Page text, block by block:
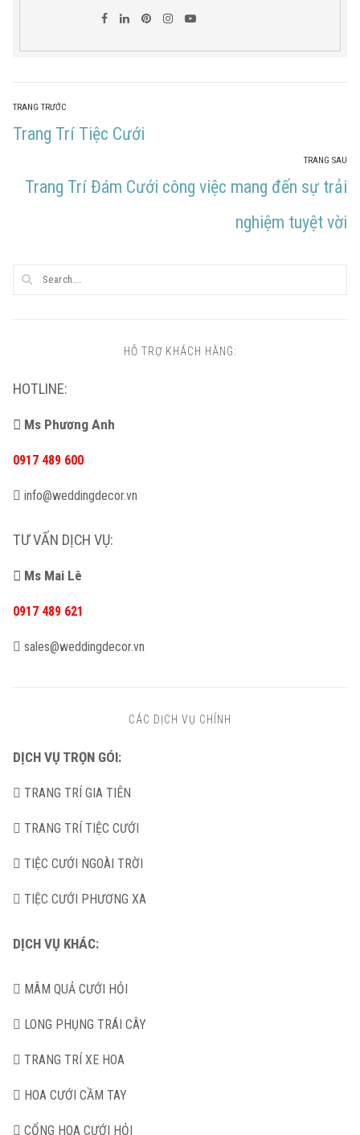
Điều
hướng
viết
TRANG TRƯỚC
Trang
Trang Trí Tiệc Cưới
TRANG SAU
Trang
Trang Trí Đám Cưới công việc mang đến sự trải
nghiệm tuyệt vời
HỖ TRỢ KHÁCH HÀNG:
HOTLINE:
Ms Phương Anh
0917 489 600
info@weddingdecor.vn
TƯ VẤN DỊCH VỤ:
Ms Mai Lê
0917 489 621
sales@weddingdecor.vn
CÁC DỊCH VỤ CHÍNH
DỊCH VỤ TRỌN GÓI:
TRANG TRÍ GIA TIÊN
TRANG TRÍ TIỆC CƯỚI
TIỆC CƯỚI NGOÀI TRỜI
TIỆC CƯỚI PHƯƠNG XA
DỊCH VỤ KHÁC:
MÂM QUẢ CƯỚI HỎI
LONG PHỤNG TRÁI CÂY
TRANG TRÍ XE HOA
HOA CƯỚI CẦM TAY
CỔNG HOA CƯỚI HỎI